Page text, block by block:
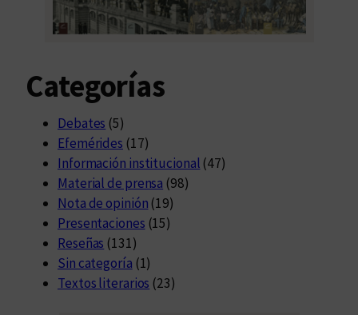
Categorías
Debates (5)
Efemérides (17)
Información institucional (47)
Material de prensa (98)
Nota de opinión (19)
Presentaciones (15)
Reseñas (131)
Sin categoría (1)
Textos literarios (23)